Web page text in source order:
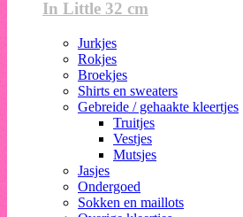
In Little 32 cm
Jurkjes
Rokjes
Broekjes
Shirts en sweaters
Gebreide / gehaakte kleertjes
Truitjes
Vestjes
Mutsjes
Jasjes
Ondergoed
Sokken en maillots